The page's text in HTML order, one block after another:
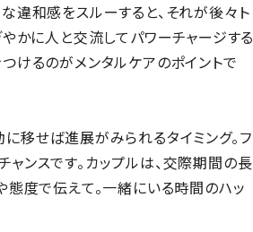
違和感をスルーすると、それが後々ト
かに人と交流してパワーチャージする
けるのがメンタルケアのポイントで
移せば進展がみられるタイミング。フ
ンスです。カップルは、交際期間の長
態度で伝えて。一緒にいる時間のハッ